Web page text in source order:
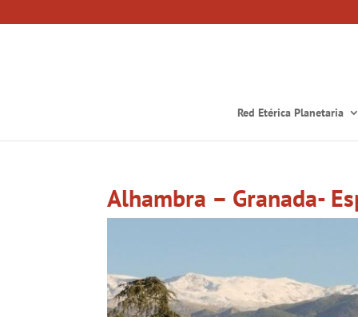
Red Etérica Planetaria
Alhambra – Granada-